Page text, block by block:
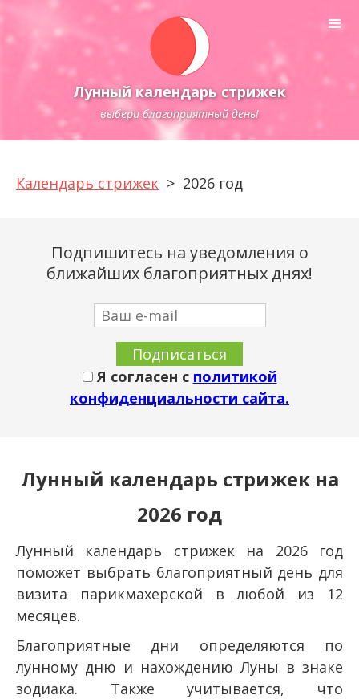
Лунный календарь стрижек
выбери благоприятный день!
Календарь стрижек > 2026 год
Подпишитесь на уведомления о
ближайших благоприятных днях!
Я согласен с политикой
конфиденциальности сайта.
Лунный календарь стрижек на
2026 год
Лунный календарь стрижек на 2026 год
поможет выбрать благоприятный день для
визита парикмахерской в любой из 12
месяцев.
Благоприятные дни определяются по
лунному дню и нахождению Луны в знаке
зодиака. Также учитывается, что